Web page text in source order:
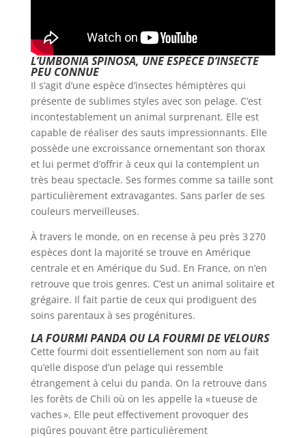
L’UMBONIA SPINOSA, UNE ESPÈCE D’INSECTE
PEU CONNUE
Il s’agit d’une espèce d’insectes hémiptères qui
présente de sublimes styles avec son pelage. C’est
incontestablement un animal surprenant. Elle est
capable de réaliser des sauts impressionnants. Elle
possède une excroissance ornementant son thorax
et lui permet d’offrir à ceux qui la contemplent un
très beau spectacle. Ses formes comme sa taille sont
particulièrement extravagantes. Sans parler de ses
couleurs merveilleuses.
À travers le monde, on en recense à peu près 3 270
espèces dont la majorité se trouve en Amérique
centrale et en Amérique du Sud. En France, on n’en
retrouve que trois genres. C’est un animal solitaire et
grégaire. Il fait partie de ceux qui prodiguent des
soins parentaux à ses progénitures.
LA FOURMI PANDA OU LA FOURMI DE VELOURS
Cette fourmi doit essentiellement son nom au fait
qu’elle dispose d’un pelage qui ressemble
étrangement à celui du panda. On la retrouve dans
les forêts de Chili où on les appelle la « tueuse de
vaches ». Elle peut effectivement provoquer des
piqûres pouvant être particulièrement